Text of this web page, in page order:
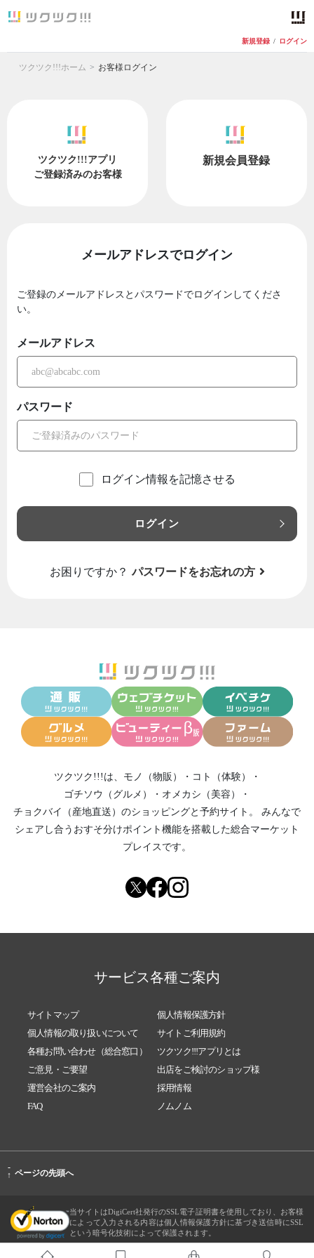
新規登録 / ログイン
ツクツク!!!ホーム お客様ログイン
ツクツク!!!アプリ
ご登録済みのお客様
新規会員登録
メールアドレスでログイン
ご登録のメールアドレスとパスワードでログインしてくださ
い。
メールアドレス
パスワード
ログイン情報を記憶させる
ログイン
お困りですか？ パスワードをお忘れの方
ツクツク!!!は、 モノ（物販） ・ コト（体験）
・
ゴチソウ（グルメ）
・ オメカシ（美容）
・
チョクバイ（産地直送） のショッピングと予約サイト。
みんなで
シェアし合う おすそ分けポイント機能を搭載した総合マーケット
プレイスです。
サービス各種ご案内
サイトマップ
個人情報保護方針
個人情報の取り扱いについて
サイトご利用規約
各種お問い合わせ（総合窓口）
ツクツク!!!アプリとは
ご意見・ご要望
出店をご検討のショップ様
運営会社のご案内
採用情報
FAQ
ノムノム
-
↑ ページの先頭へ
当サイトはDigiCert社発行のSSL電子証明書を使用しており、お客様
によって入力される内容は個人情報保護方針に基づき送信時にSSL
という暗号化技術によって保護されます。